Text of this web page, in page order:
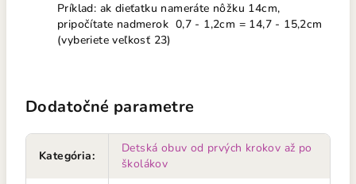
Príklad: ak dieťatku nameráte nôžku 14cm,
pripočítate nadmerok 0,7 - 1,2cm = 14,7 - 15,2cm
(vyberiete veľkosť 23)
Dodatočné parametre
Kategória:
Detská obuv od prvých krokov až po
školákov